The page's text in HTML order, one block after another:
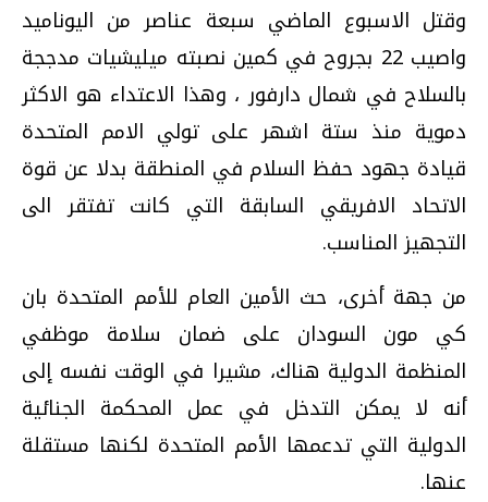
وقتل الاسبوع الماضي سبعة عناصر من اليوناميد
واصيب 22 بجروح في كمين نصبته ميليشيات مدججة
بالسلاح في شمال دارفور ، وهذا الاعتداء هو الاكثر
دموية منذ ستة اشهر على تولي الامم المتحدة
قيادة جهود حفظ السلام في المنطقة بدلا عن قوة
الاتحاد الافريقي السابقة التي كانت تفتقر الى
التجهيز المناسب.
من جهة أخرى، حث الأمين العام للأمم المتحدة بان
كي مون السودان على ضمان سلامة موظفي
المنظمة الدولية هناك، مشيرا في الوقت نفسه إلى
أنه لا يمكن التدخل في عمل المحكمة الجنائية
الدولية التي تدعمها الأمم المتحدة لكنها مستقلة
عنها.